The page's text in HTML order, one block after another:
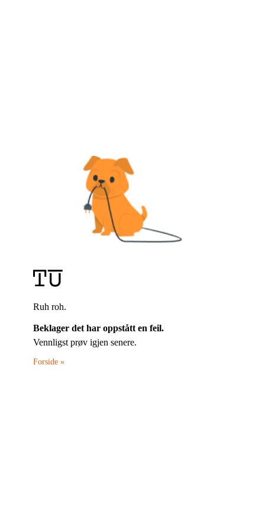
Ruh roh.
Beklager det har oppstått en feil.
Vennligst prøv igjen senere.
Forside »